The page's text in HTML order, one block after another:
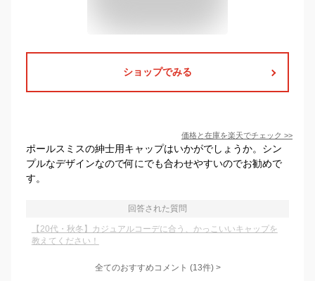
ショップでみる
価格と在庫を楽天でチェック >>
ポールスミスの紳士用キャップはいかがでしょうか。シン
プルなデザインなので何にでも合わせやすいのでお勧めで
す。
回答された質問
【20代・秋冬】カジュアルコーデに合う、かっこいいキャップを
教えてください！
全てのおすすめコメント (13件) >